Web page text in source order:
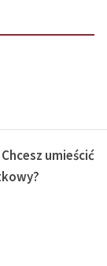
umieścić